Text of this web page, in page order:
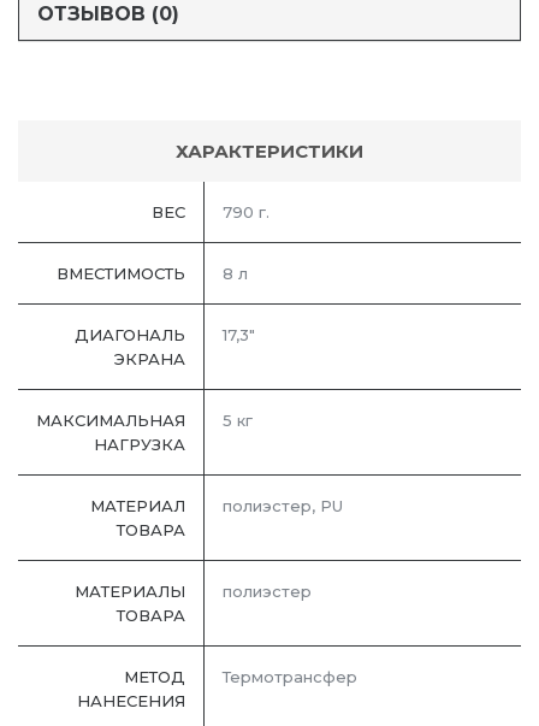
ОТЗЫВОВ (0)
ХАРАКТЕРИСТИКИ
ВЕС 790 г.
ВМЕСТИМОСТЬ 8 л
ДИАГОНАЛЬ
ЭКРАНА
17,3"
МАКСИМАЛЬНАЯ
НАГРУЗКА
5 кг
МАТЕРИАЛ
ТОВАРА
полиэстер, PU
МАТЕРИАЛЫ
ТОВАРА
полиэстер
МЕТОД
НАНЕСЕНИЯ
Термотрансфер